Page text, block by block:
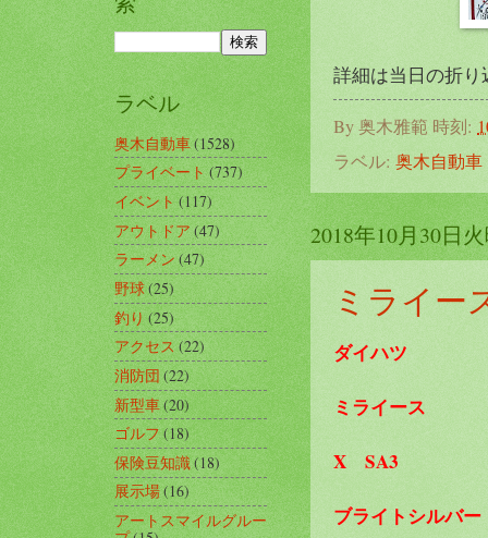
詳細は当日の折
By奥木雅範 時刻:
ラベル: 奥木自動車
2018年10月30日
ミライー
ダイハツ
ミライース
X SA3
ブライトシルバー
ラベル
奥木自動車(1528)
プライベート(737)
イベント(117)
アウトドア(47)
ラーメン(47)
野球(25)
釣り(25)
アクセス(22)
消防団(22)
新型車(20)
ゴルフ(18)
保険豆知識(18)
展示場(16)
アートスマイルグルー